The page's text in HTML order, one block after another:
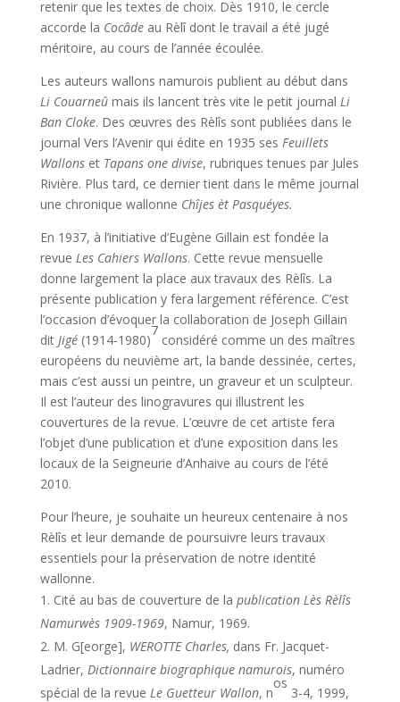
retenir que les textes de choix. Dès 1910, le cercle
accorde la Cocâde au Rèlî dont le travail a été jugé
méritoire, au cours de l’année écoulée.
Les auteurs wallons namurois publient au début dans
Li Couarneû mais ils lancent très vite le petit journal Li
Ban Cloke. Des œuvres des Rèlîs sont publiées dans le
journal Vers l’Avenir qui édite en 1935 ses Feuillets
Wallons et Tapans one divise, rubriques tenues par Jules
Rivière. Plus tard, ce dernier tient dans le même journal
une chronique wallonne Chîjes èt Pasquéyes.
En 1937, à l’initiative d’Eugène Gillain est fondée la
revue Les Cahiers Wallons. Cette revue mensuelle
donne largement la place aux travaux des Rèlîs. La
présente publication y fera largement référence. C’est
l’occasion d’évoquer la collaboration de Joseph Gillain
dit Jigé (1914-1980)
7
considéré comme un des maîtres
européens du neuvième art, la bande dessinée, certes,
mais c’est aussi un peintre, un graveur et un sculpteur.
Il est l’auteur des linogravures qui illustrent les
couvertures de la revue. L’œuvre de cet artiste fera
l’objet d’une publication et d’une exposition dans les
locaux de la Seigneurie d’Anhaive au cours de l’été
2010.
Pour l’heure, je souhaite un heureux centenaire à nos
Rèlîs et leur demande de poursuivre leurs travaux
essentiels pour la préservation de notre identité
wallonne.
Cité au bas de couverture de la publication Lès Rèlîs
Namurwès 1909-1969, Namur, 1969.
M. G[eorge], WEROTTE Charles, dans Fr. Jacquet-
Ladrier, Dictionnaire biographique namurois, numéro
spécial de la revue Le Guetteur Wallon, n
os
3-4, 1999,